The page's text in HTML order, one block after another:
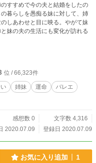
すすめで今の夫と結婚をしたの
暮らしを愚痴る妹に対して、姉
しあわせと目に映る。やがて妹
妹の夫の生活にも変化が訪れる
位 / 66,323件
姉妹 運命
バレエ
感想数 0
文字数 4,316
2020.07.09
登録日 2020.07.09
お気に入り追加 1